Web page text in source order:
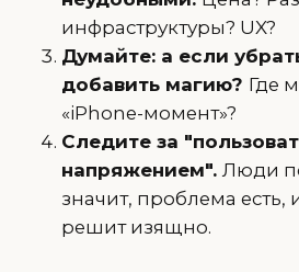
инфраструктуры? UX?
Думайте: а если
добавить магию? Где
«iPhone-момент»?
Следите за
напряжением". Люди
значит, проблема есть,
решит изящно.